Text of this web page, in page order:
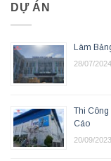
DỰ ÁN
Làm
28/07/2024
Thi
Cáo
20/09/2023